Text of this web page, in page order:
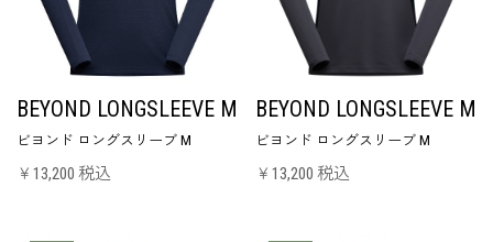
BEYOND LONGSLEEVE M
ビヨンド ロングスリーブ M
￥13,200 税込
BEYOND LONGSLEEVE M
ビヨンド ロングスリーブ M
￥13,200 税込